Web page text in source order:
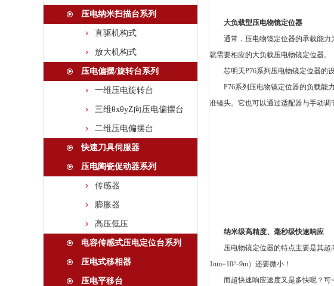
压电纳米扫描台系列
直驱机构式
放大机构式
压电偏摆/旋转台系列
一维压电旋转台
三维θxθyZ向压电偏摆台
二维压电偏摆台
快速刀具伺服器
压电陶瓷促动器系列
传感器
膨胀器
高压低压
电容传感式压电定位台系列
压电式移相器
压电平移台
大负载型压电物镜定位器
通常，压电物镜定位器的承载能力
就需要相应的大负载压电物镜定位器。
芯明天P76系列压电物镜定位器的
P76系列压电物镜定位器的负载能
准镜头。它也可以通过适配器与手动调
纳米级高精度、毫秒级快速响应
压电物镜定位器的特点主要是其
1nm=10^-9m）还要微小！
而超快速响应速度又是多快呢？可